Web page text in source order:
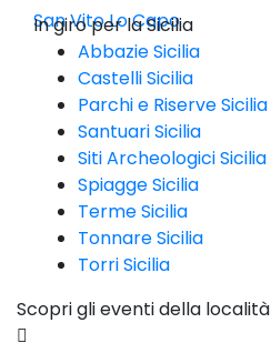
San Vito Lo Capo
In giro per la Sicilia
Abbazie Sicilia
Castelli Sicilia
Parchi e Riserve Sicilia
Santuari Sicilia
Siti Archeologici Sicilia
Spiagge Sicilia
Terme Sicilia
Tonnare Sicilia
Torri Sicilia
Scopri gli eventi della località